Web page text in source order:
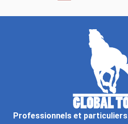
Professionnels et particuliers